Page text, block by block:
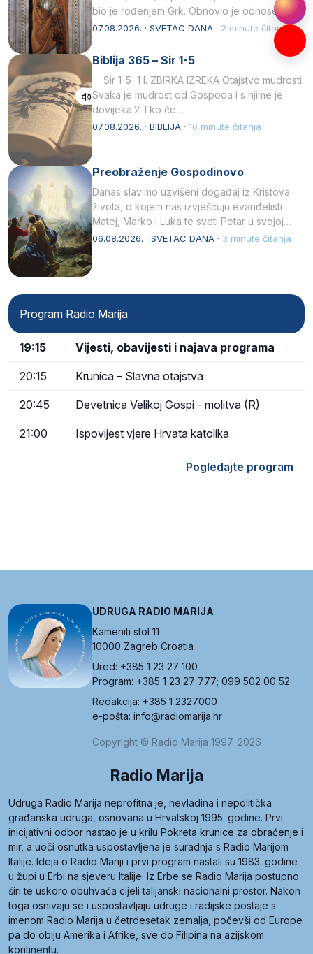
bio je rođenjem Grk. Obnovio je odnose s
afričkim…
07.08.2026. · SVETAC DANA · 2 minute čitanja
Biblija 365 – Sir 1-5
Sir 1-5 1 I. ZBIRKA IZREKA Otajstvo mudrosti
Svaka je mudrost od Gospoda i s njime je
dovijeka.2 Tko će…
07.08.2026. · BIBLIJA · 10 minute čitanja
Preobraženje Gospodinovo
Danas slavimo uzvišeni događaj iz Kristova
života, o kojem nas izvješćuju evanđelisti
Matej, Marko i Luka te sveti Petar u svojoj
drugoj…
06.08.2026. · SVETAC DANA · 3 minute čitanja
Program Radio Marija
19:15 Vijesti, obavijesti i najava programa
20:15 Krunica – Slavna otajstva
20:45 Devetnica Velikoj Gospi - molitva (R)
21:00 Ispovijest vjere Hrvata katolika
Pogledajte program
UDRUGA RADIO MARIJA
Kameniti stol 11
10000 Zagreb Croatia
Ured: +385 1 23 27 100
Program: +385 1 23 27 777; 099 502 00 52
Redakcija: +385 1 2327000
e-pošta: info@radiomarija.hr
Copyright © Radio Marija 1997-2026
Radio Marija
Udruga Radio Marija neprofitna je, nevladina i nepolitička
građanska udruga, osnovana u Hrvatskoj 1995. godine. Prvi
inicijativni odbor nastao je u krilu Pokreta krunice za obraćenje i
mir, a uoči osnutka uspostavljena je suradnja s Radio Marijom
Italije. Ideja o Radio Mariji i prvi program nastali su 1983. godine
u župi u Erbi na sjeveru Italije. Iz Erbe se Radio Marija postupno
širi te uskoro obuhvaća cijeli talijanski nacionalni prostor. Nakon
toga osnivaju se i uspostavljaju udruge i radijske postaje s
imenom Radio Marija u četrdesetak zemalja, počevši od Europe
pa do obiju Amerika i Afrike, sve do Filipina na azijskom
kontinentu.